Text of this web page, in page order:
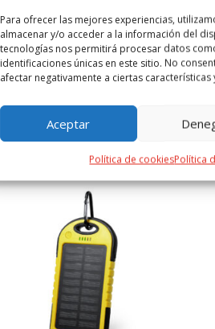
Para ofrecer las mejores experiencias,
almacenar y/o acceder a la información del
tecnologías nos permitirá procesar datos
identificaciones únicas en este sitio. No
afectar negativamente a ciertas características
Aceptar
Política de cookiesPolítica
en RABS y en elegante color
convierte al cable en extensible. Con
y el cuero reciclado proceden
que garantiza el origen reciclado de
PRODUCTOS